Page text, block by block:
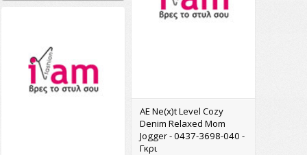
AE Ne(x)t Level Cozy
Denim Relaxed Mom
Jogger - 0437-3698-040 -
Γκρι